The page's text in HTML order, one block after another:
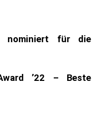
nominiert für die
’22 – Beste